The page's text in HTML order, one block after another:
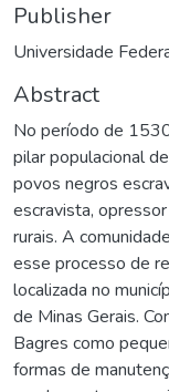
Publisher
Universidade
Abstract
No período de
pilar populacional
povos negros
escravista,
rurais. A
esse processo de
localizada no
de Minas Gerais.
Bagres como
formas de